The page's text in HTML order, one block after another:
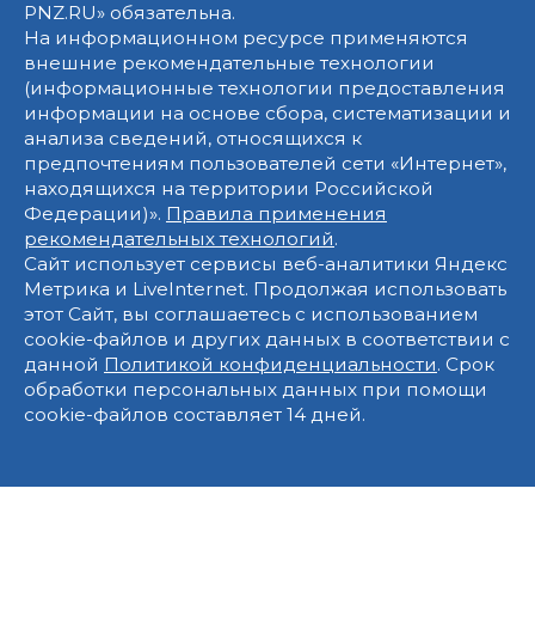
PNZ.RU» обязательна.
На информационном ресурсе применяются
внешние рекомендательные технологии
(информационные технологии предоставления
информации на основе сбора, систематизации и
анализа сведений, относящихся к
предпочтениям пользователей сети «Интернет»,
находящихся на территории Российской
Федерации)». Правила применения
рекомендательных технологий.
Сайт использует сервисы веб-аналитики Яндекс
Метрика и LiveInternet. Продолжая использовать
этот Сайт, вы соглашаетесь с использованием
cookie-файлов и других данных в соответствии с
данной Политикой конфиденциальности. Срок
обработки персональных данных при помощи
cookie-файлов составляет 14 дней.